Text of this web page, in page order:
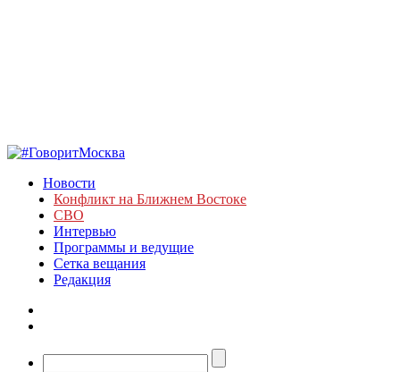
Новости
Конфликт на Ближнем Востоке
СВО
Интервью
Программы и ведущие
Сетка вещания
Редакция